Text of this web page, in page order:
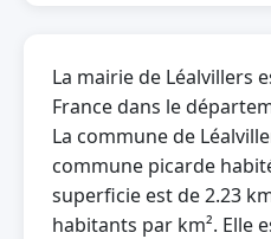
La mairie de Léalvillers
France dans le
La commune de
commune picarde
superficie est de 2.23
habitants par km². Elle